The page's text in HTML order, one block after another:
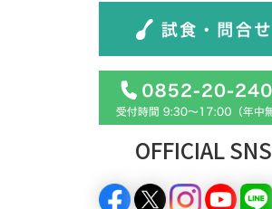
OFFICIAL SNS